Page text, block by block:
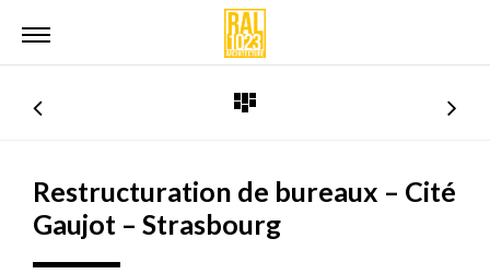
Restructuration de bureaux – Cité
Gaujot – Strasbourg